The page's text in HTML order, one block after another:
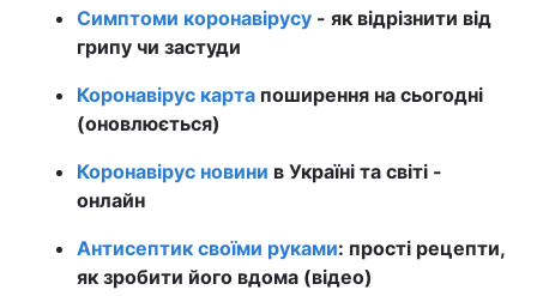
Симптоми коронавірусу - як відрізнити від
грипу чи застуди
Коронавірус карта поширення на сьогодні
(оновлюється)
Коронавірус новини в Україні та світі -
онлайн
Антисептик своїми руками: прості рецепти,
як зробити його вдома (відео)